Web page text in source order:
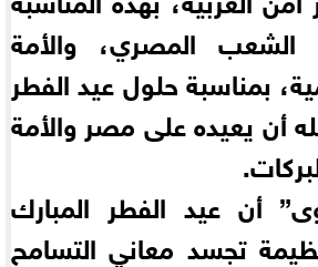
الشعب المصري، والأمة
بمناسبة حلول عيد الفطر
أن يعيده على مصر والأمة
أن عيد الفطر المبارك
تجسد معاني التسامح